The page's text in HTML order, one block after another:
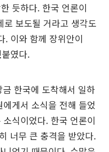
듯하다. 한국 언론이
로 보도될 거라고 생각도
. 이와 함께 장위안이
였다.
한국에 도착해서 일하
게서 소식을 전해 들었
식이었다. 한국 언론이
너무 큰 충격을 받았다.